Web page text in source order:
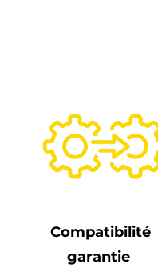
Compatibilité
garantie